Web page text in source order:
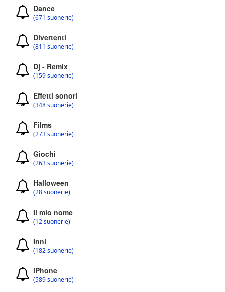
Dance
(671 suonerie)
Divertenti
(811 suonerie)
Dj - Remix
(159 suonerie)
Effetti sonori
(348 suonerie)
Films
(273 suonerie)
Giochi
(263 suonerie)
Halloween
(28 suonerie)
Il mio nome
(12 suonerie)
Inni
(182 suonerie)
iPhone
(589 suonerie)